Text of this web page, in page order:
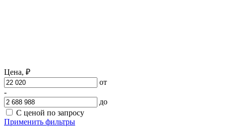
Цена, ₽
от
-
до
С ценой по запросу
Применить фильтры